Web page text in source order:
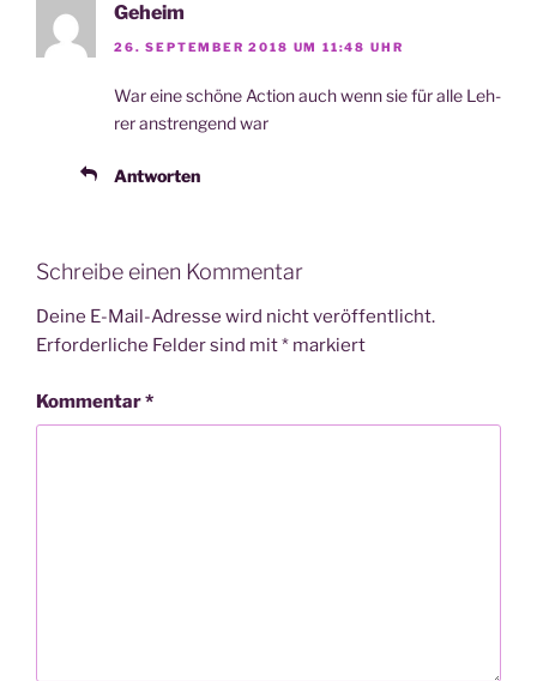
Geheim
26. SEPTEMBER 2018 UM 11:48 UHR
War eine schö­ne Action auch wenn sie für alle Leh­
rer anstren­gend war
Antworten
Schreibe einen Kommentar
Deine E-Mail-Adresse wird nicht veröffentlicht.
Erforderliche Felder sind mit* markiert
Kommentar*